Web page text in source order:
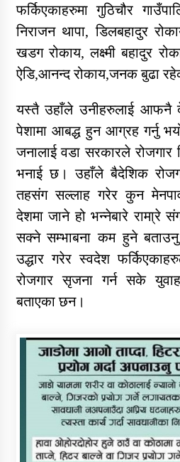
तातोपानी गाउँपालिका जुम्लाको बालविवाह सन्देश
तातोपानी
तातोपानी
फर्किएकाहरुमा गुठिचौर
निराजन थापा, डिलबहादुर
खडग रोकाय, लक्ष्मी बहादुर
ऐडि,आनन्द रोकाय,जनक बुढा
यस्तै उहाँले उनीहरुलाई आफनै
पेशामा आबद्ध हुन आग्रह गर्नु
जनालाई वडा सरकारले रोजगार
भनाई छ। उहाँले बैदेशिक
तहसंग सल्लाह गरेर कुन
देशमा जाने हो भन्नेबारे रामा्रे
सक्ने सम्भाबना कम हुने
उद्धार गरेर स्वदेश
रोजगार सृजना गर्न सके
बताएका छन।